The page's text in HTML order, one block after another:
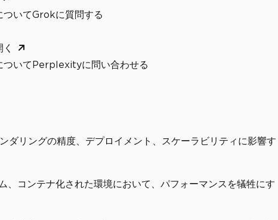
ついてGrokに質問する
ついてPerplexityに問い合わせる
リングの精度、デプロイメント、スケーラビリティに影響す
コンテナ化された環境において、パフォーマンスを犠牲にす